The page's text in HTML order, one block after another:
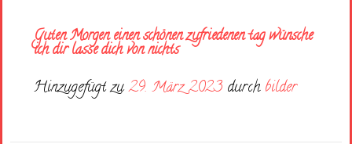
Guten Morgen einen schönen zufriedenen tag wünsche
ich dir lasse dich von nichts
Hinzugefügt zu29. März 2023 durch bilder